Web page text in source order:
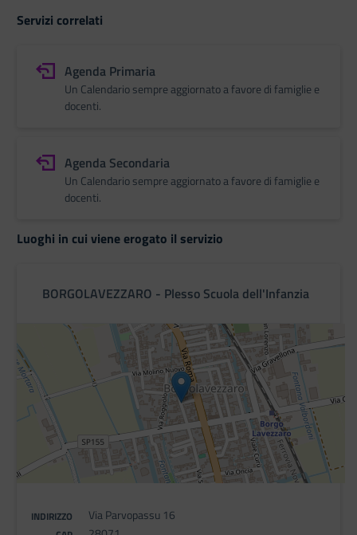
Servizi correlati
Agenda Primaria
Un Calendario sempre aggiornato a favore di famiglie e
docenti.
Agenda Secondaria
Un Calendario sempre aggiornato a favore di famiglie e
docenti.
Luoghi in cui viene erogato il servizio
BORGOLAVEZZARO - Plesso Scuola dell'Infanzia
INDIRIZZO Via Parvopassu 16